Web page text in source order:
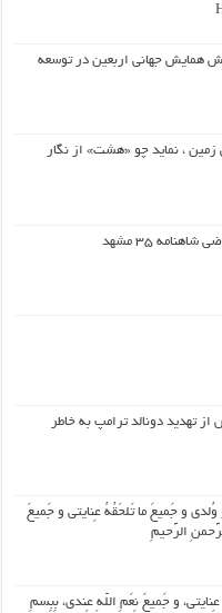
همایش جهانی اربعین در توسعه
، نماید چو «هشت» از نگار
۳۵ مشهد
تهدید دونالد ترامپ به خاطر
و جَمیعَ ما تَلحَقُهُ عِنایتی و جَمیعَ
الرَّحیمِ
و جَمیعَ نِعَمِ اللّهِ عِندی، بِبِسمِ